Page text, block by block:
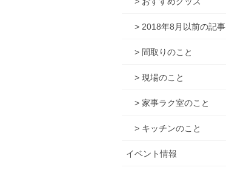
> 2018年8月以前の記事
> 間取りのこと
> 現場のこと
> 家事ラク室のこと
> キッチンのこと
イベント情報